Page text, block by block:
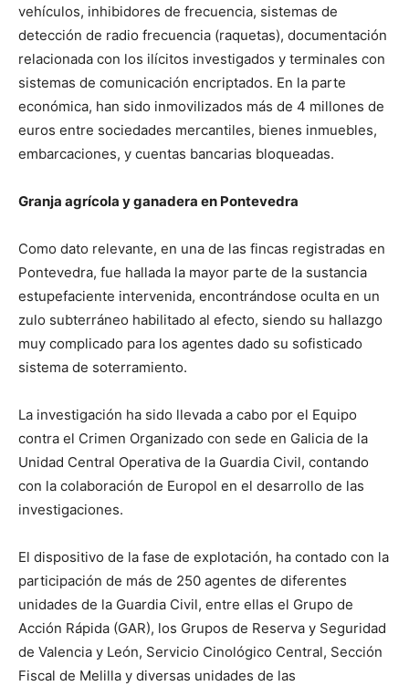
vehículos, inhibidores de frecuencia, sistemas de
detección de radio frecuencia (raquetas), documentación
relacionada con los ilícitos investigados y terminales con
sistemas de comunicación encriptados. En la parte
económica, han sido inmovilizados más de 4 millones de
euros entre sociedades mercantiles, bienes inmuebles,
embarcaciones, y cuentas bancarias bloqueadas.
Granja agrícola y ganadera en Pontevedra
Como dato relevante, en una de las fincas registradas en
Pontevedra, fue hallada la mayor parte de la sustancia
estupefaciente intervenida, encontrándose oculta en un
zulo subterráneo habilitado al efecto, siendo su hallazgo
muy complicado para los agentes dado su sofisticado
sistema de soterramiento.
La investigación ha sido llevada a cabo por el Equipo
contra el Crimen Organizado con sede en Galicia de la
Unidad Central Operativa de la Guardia Civil, contando
con la colaboración de Europol en el desarrollo de las
investigaciones.
El dispositivo de la fase de explotación, ha contado con la
participación de más de 250 agentes de diferentes
unidades de la Guardia Civil, entre ellas el Grupo de
Acción Rápida (GAR), los Grupos de Reserva y Seguridad
de Valencia y León, Servicio Cinológico Central, Sección
Fiscal de Melilla y diversas unidades de las